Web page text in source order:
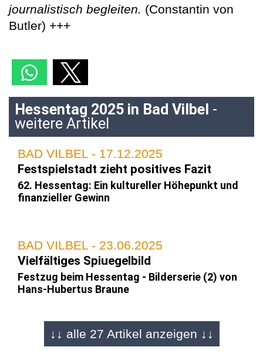
journalistisch begleiten. (Constantin von
Butler) +++
Hessentag 2025 in Bad Vilbel -
weitere Artikel
BAD VILBEL - 17.12.2025
Festspielstadt zieht positives Fazit
62. Hessentag: Ein kultureller Höhepunkt und
finanzieller Gewinn
BAD VILBEL - 23.06.2025
Vielfältiges Spiuegelbild
Festzug beim Hessentag - Bilderserie (2) von
Hans-Hubertus Braune
BAD VILBEL - 23.06.2025
↓↓ alle 27 Artikel anzeigen ↓↓